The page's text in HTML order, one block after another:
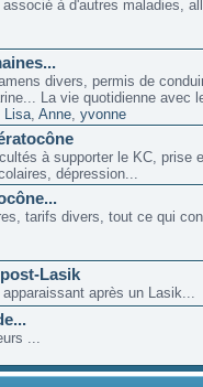
à d'autres maladies,
divers, permis de
La vie quotidienne avec
Lisa, Anne, yvonne
à supporter le KC, prise
dépression...
tarifs divers, tout ce qui
Lasik
après un Lasik...
...